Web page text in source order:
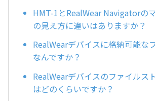
HMT-1とRealWear Navigatorの
の見え方に違いはありますか？
RealWearデバイスに格納可能な
なんですか？
RealWearデバイスのファイルス
はどのくらいですか？